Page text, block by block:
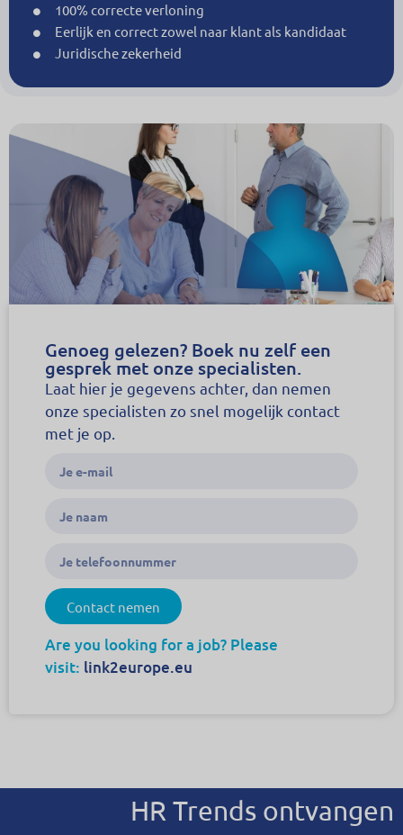
100% correcte verloning
Eerlijk en correct zowel naar klant als kandidaat
Juridische zekerheid
Genoeg gelezen? Boek nu zelf een
gesprek met onze specialisten.
Laat hier je gegevens achter, dan nemen
onze specialisten zo snel mogelijk contact
met je op.
Contact nemen
Are you looking for a job? Please
visit: link2europe.eu
HR Trends ontvangen